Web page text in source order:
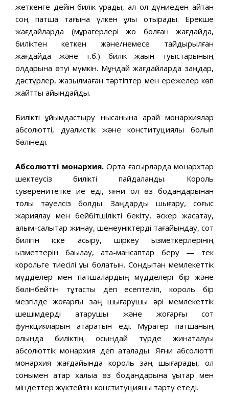
жеткенге дейін билік құрады, ал ол дүниеден қайтқан
соң патша тағына үлкен ұлы отырады. Ерекше
жағдайларда (мұрагерлері жоқ болған жағдайда,
биліктен кеткен және/немесе тайдырылған
жағдайда және т.б.) билік жақын туыстарының
қолдарына өтуі мүмкін. Мұндай жағдайларда заңдар,
дәстүрлер, жазылмаған тәртіптер мен ережелер көп
жайтты айқындайды.
Билікті ұйымдастыру нысанына қарай монархиялар
абсолютті, дуалистік және конституциялық болып
бөлінеді.
Абсолютті монархия.Орта ғасырларда монархтар
шектеусіз билікті пайдаланды. Король
суверенитетке ие еді, яғни ол өз бодандарынан
толық тәуелсіз болды. Заңдарды шығару, соғыс
жариялау мен бейбітшілікті бекіту, әскер жасақтау,
алым-салықтар жинау, шенеуніктерді тағайындау, сот
билігін іске асыру, шіркеу қызметкерлерінің
қызметтерін бақылау, атақ-мансаптар беру — тек
корольге тиесілі құқық болатын. Сондықтан мемлекеттік
мүдделер мен патшалардың мүдделері бір және
бөлінбейтін тұтастық деп есептеліп, король бір
мезгілде жоғарғы заң шығарушы әрі мемлекеттік
шешімдерді атқарушы және жоғарғы сот
функцияларын атқаратын еді. Мұрагер патшаның
қолында биліктің осындай түрде жинақталуы
абсолюттік монархия деп аталады. Яғни абсолютті
монархия жағдайында король заң шығарады, ол
сонымен қатар халыққа өз бодандарына құқықтар мен
міндеттер жүктейтін конституцияны тарту етеді.